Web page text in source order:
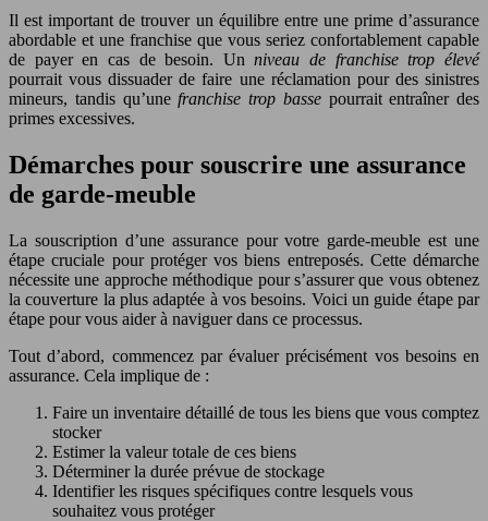
Il est important de trouver un équilibre entre une prime d’assurance
abordable et une franchise que vous seriez confortablement capable
de payer en cas de besoin. Unniveau de franchise trop élevé
pourrait vous dissuader de faire une réclamation pour des sinistres
mineurs, tandis qu’une franchise trop basse pourrait entraîner des
primes excessives.
Démarches pour souscrire une assurance
de garde-meuble
La souscription d’une assurance pour votre garde-meuble est une
étape cruciale pour protéger vos biens entreposés. Cette démarche
nécessite une approche méthodique pour s’assurer que vous obtenez
la couverture la plus adaptée à vos besoins. Voici un guide étape par
étape pour vous aider à naviguer dans ce processus.
Tout d’abord, commencez par évaluer précisément vos besoins en
assurance. Cela implique de :
Faire un inventaire détaillé de tous les biens que vous comptez
stocker
Estimer la valeur totale de ces biens
Déterminer la durée prévue de stockage
Identifier les risques spécifiques contre lesquels vous
souhaitez vous protéger